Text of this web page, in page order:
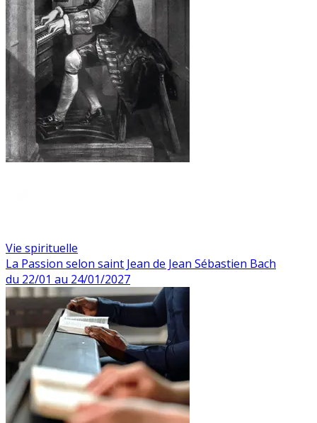
Vie spirituelle
La Passion selon saint Jean de Jean Sébastien Bach
du 22/01 au 24/01/2027